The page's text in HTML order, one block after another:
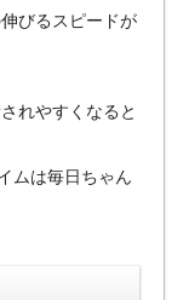
びるスピードが
れやすくなると
ムは毎日ちゃん